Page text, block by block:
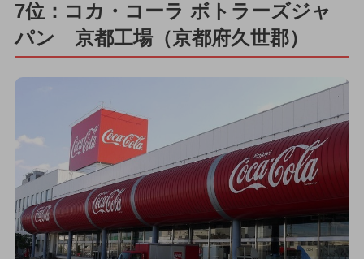
7位：コカ・コーラ ボトラーズジャ
パン 京都工場（京都府久世郡）